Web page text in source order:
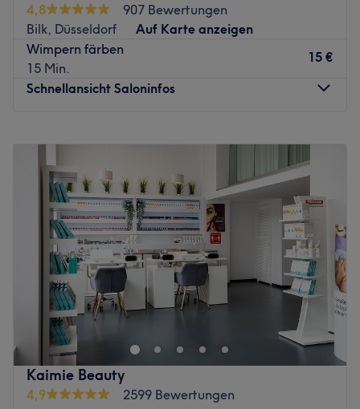
4,8
907 Bewertungen
Bilk, Düsseldorf
Auf Karte anzeigen
Wimpern färben
15 Min.
15 €
Schnellansicht Saloninfos
09:00
Mittwoch
09:00–19:00
Donnerstag
09:00
Freitag
09:00
19:00
Samstag
15:00
Sonntag
Geschlossen
Du wünschst dir eine waschechte Wuschelmähne, die nur
so strotzt vor Glanz und Pflege? Dann nichts wie hin zum
R&B Salon in der Merowingerstraße 32 in Düsseldorf und
lass dich und deinen Haarschopf verwöhnen. Schnell und
einfach deinen Termin bei Treatwell gebucht, kann es
auch schon direkt losgehen!
Kaimie Beauty
4,9
2599 Bewertungen